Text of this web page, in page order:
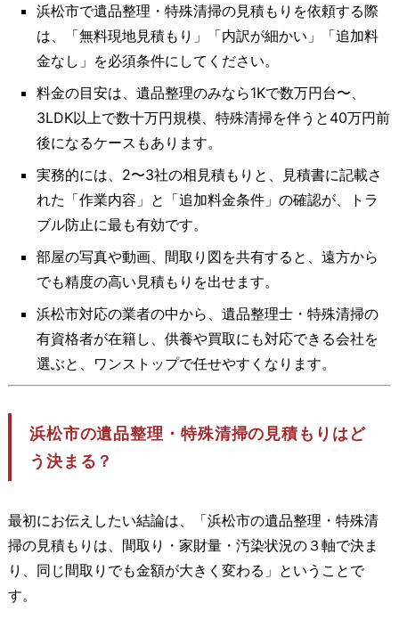
浜松市で遺品整理・特殊清掃の見積もりを依頼する際
は、「無料現地見積もり」「内訳が細かい」「追加料
金なし」を必須条件にしてください。
料金の目安は、遺品整理のみなら1Kで数万円台〜、
3LDK以上で数十万円規模、特殊清掃を伴うと40万円前
後になるケースもあります。
実務的には、2〜3社の相見積もりと、見積書に記載さ
れた「作業内容」と「追加料金条件」の確認が、トラ
ブル防止に最も有効です。
部屋の写真や動画、間取り図を共有すると、遠方から
でも精度の高い見積もりを出せます。
浜松市対応の業者の中から、遺品整理士・特殊清掃の
有資格者が在籍し、供養や買取にも対応できる会社を
選ぶと、ワンストップで任せやすくなります。
浜松市の遺品整理・特殊清掃の見積もりはど
う決まる？
最初にお伝えしたい結論は、「浜松市の遺品整理・特殊清
掃の見積もりは、間取り・家財量・汚染状況の３軸で決ま
り、同じ間取りでも金額が大きく変わる」ということで
す。